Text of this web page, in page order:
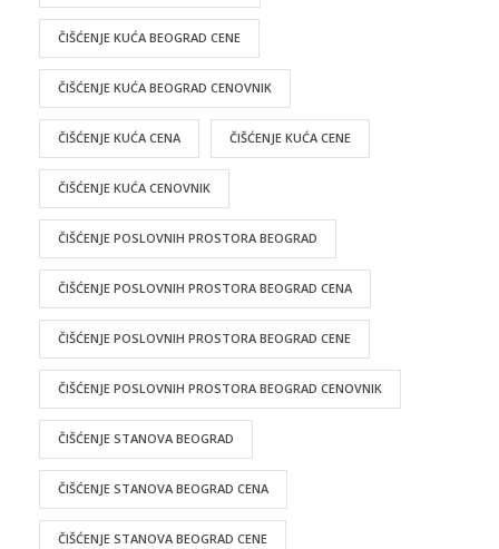
ČIŠĆENJE KUĆA BEOGRAD CENE
ČIŠĆENJE KUĆA BEOGRAD CENOVNIK
ČIŠĆENJE KUĆA CENA ČIŠĆENJE KUĆA CENE
ČIŠĆENJE KUĆA CENOVNIK
ČIŠĆENJE POSLOVNIH PROSTORA BEOGRAD
ČIŠĆENJE POSLOVNIH PROSTORA BEOGRAD CENA
ČIŠĆENJE POSLOVNIH PROSTORA BEOGRAD CENE
ČIŠĆENJE POSLOVNIH PROSTORA BEOGRAD CENOVNIK
ČIŠĆENJE STANOVA BEOGRAD
ČIŠĆENJE STANOVA BEOGRAD CENA
ČIŠĆENJE STANOVA BEOGRAD CENE